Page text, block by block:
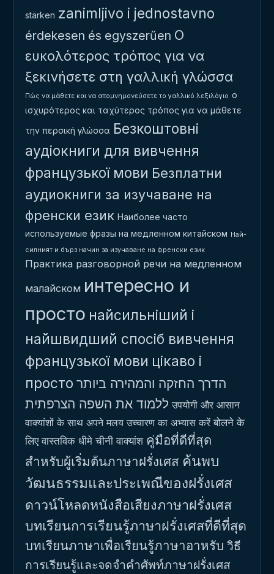
stärken zanimljivo i jednostavno
érdekesen és egyszerűen Ο
ευκολότερος τρόπος για να
ξεκινήσετε στη γαλλική γλώσσα
Πώς να μάθετε και να απομνημονεύσετε το γαλλικό λεξιλόγιο ο
ισχυρότερος και ταχύτερος τρόπος για να μάθετε
την περσική γλώσσα Безкоштовні
аудіокниги для вивчення
французької мови Безплатни
аудиокниги за изучаване на
френски език Наиболее часто
используемые фразы на медленном китайском Най-
силният и бърз начин за изучаване на френски език
Практика разговорной речи на медленном
малайском интересно и
просто найсильніший і
найшвидший спосіб вивчення
французької мови цікаво і
просто הדרך החזקה והמהירה ביותר
ללמוד את השפה הצרפתית उपयोगी और आसान
वाक्यांशों के साथ अपने मलय उच्चारण का अभ्यास करें बोलने के
लिए वास्तविक धीमे चीनी वाक्यांश คู่มือที่ดีที่สุด
สำหรับผู้เริ่มต้นภาษาฝรั่งเศส ค้นพบ
วัฒนธรรมและประเพณีของฝรั่งเศส
ดาวน์โหลดหนังสือเสียงภาษาฝรั่งเศส
บทเรียนการเรียนรู้ภาษาฝรั่งเศสที่ดีที่สุด
บทเรียนภาษาเพื่อเรียนรู้ภาษาอาหรับ วิธี
การเรียนรู้และจดจำคำศัพท์ภาษาฝรั่งเศส